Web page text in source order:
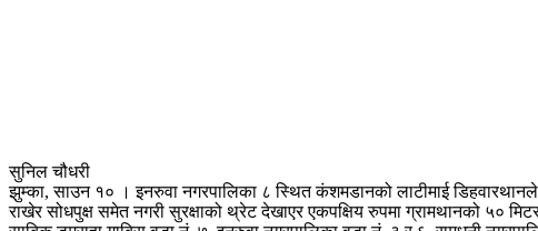
सुनिल चौधरी
झुम्का, साउन १० । इनरुवा नगरपालिका ८ स्थित कंशमडानको लाटीमाई
राखेर सोधपुक्ष समेत नगरी सुरक्षाको थ्रेट देखाएर एकपक्षिय रुपमा ग्रामथानको ५०